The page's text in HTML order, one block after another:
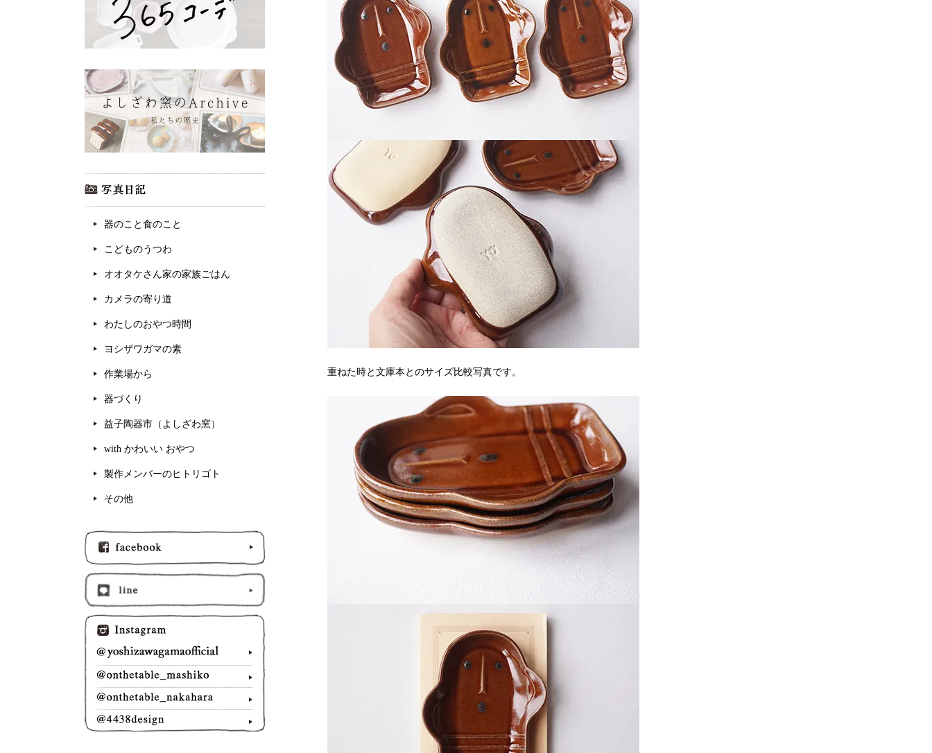
重ねた時と文庫本とのサイズ比較写真です。
器のこと食のこと
こどものうつわ
オオタケさん家の家族ごはん
カメラの寄り道
わたしのおやつ時間
ヨシザワガマの素
作業場から
器づくり
益子陶器市（よしざわ窯）
with かわいい おやつ
製作メンバーのヒトリゴト
その他